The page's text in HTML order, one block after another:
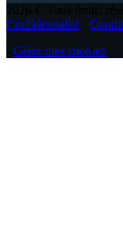
Confidentialité
Gérer mes cookies